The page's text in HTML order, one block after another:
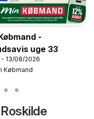
-
uge 33
13/08/2026
Købmand